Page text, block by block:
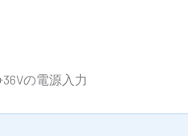
の電源入力